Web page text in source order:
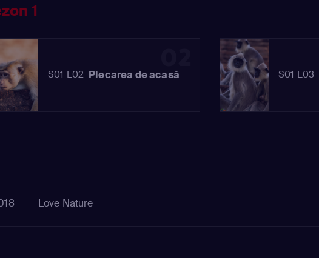
1
S01 E02 Plecarea de acasă S01 E03
Love Nature